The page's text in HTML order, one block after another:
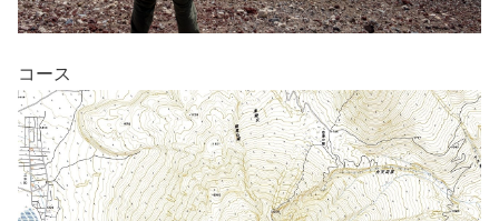
コース